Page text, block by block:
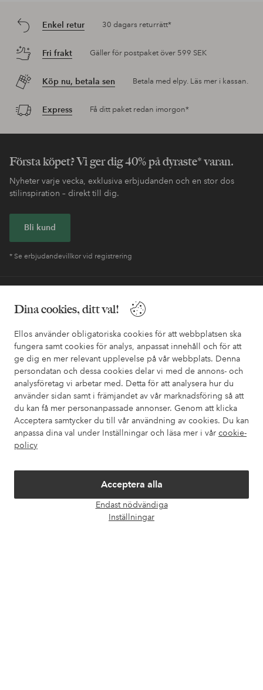
Dina cookies, ditt val!
Ellos använder obligatoriska cookies för att webbplatsen ska
fungera samt cookies för analys, anpassat innehåll och för att
ge dig en mer relevant upplevelse på vår webbplats. Denna
persondatan och dessa cookies delar vi med de annons- och
analysföretag vi arbetar med. Detta för att analysera hur du
använder sidan samt i främjandet av vår marknadsföring så att
du kan få mer personanpassade annonser. Genom att klicka
Acceptera samtycker du till vår användning av cookies. Du kan
anpassa dina val under Inställningar och läsa mer i vår cookie-
policy
Acceptera alla
Endast nödvändiga
Inställningar
Enkel retur 30 dagars returrätt*
Fri frakt Gäller för postpaket över 599 SEK
Köp nu, betala sen Betala med elpy. Läs mer i kassan.
Express Få ditt paket redan imorgon*
Första köpet? Vi ger dig 40% på dyraste* varan.
Nyheter varje vecka, exklusiva erbjudanden och en stor dos
stilinspiration – direkt till dig.
Bli kund
* Se erbjudandevillkor vid registrering
I vår FAQ hittar du svaren på de vanligaste frågorna. Här finns
också information om hur du enklast kontaktar oss.
Kundservice Beställning Betalsätt
Mina sidor
Om Ellos